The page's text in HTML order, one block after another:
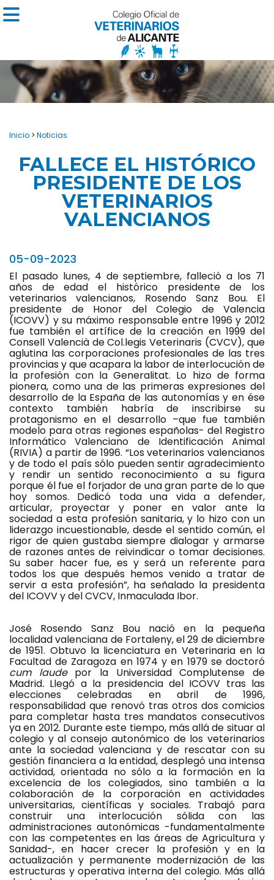
Inicio > Noticias
FALLECE EL HISTÓRICO
PRESIDENTE DE LOS
VETERINARIOS
VALENCIANOS
05-09-2023
El pasado lunes, 4 de septiembre, falleció a los 71
años de edad el histórico presidente de los
veterinarios valencianos, Rosendo Sanz Bou. El
presidente de Honor del Colegio de Valencia
(ICOVV) y su máximo responsable entre 1996 y 2012
fue también el artífice de la creación en 1999 del
Consell Valencià de Col.legis Veterinaris (CVCV), que
aglutina las corporaciones profesionales de las tres
provincias y que acapara la labor de interlocución de
la profesión con la Generalitat. Lo hizo de forma
pionera, como una de las primeras expresiones del
desarrollo de la España de las autonomías y en ése
contexto también habría de inscribirse su
protagonismo en el desarrollo –que fue también
modelo para otras regiones españolas- del Registro
Informático Valenciano de Identificación Animal
(RIVIA) a partir de 1996. “Los veterinarios valencianos
y de todo el país sólo pueden sentir agradecimiento
y rendir un sentido reconocimiento a su figura
porque él fue el forjador de una gran parte de lo que
hoy somos. Dedicó toda una vida a defender,
articular, proyectar y poner en valor ante la
sociedad a esta profesión sanitaria, y lo hizo con un
liderazgo incuestionable, desde el sentido común, el
rigor de quien gustaba siempre dialogar y armarse
de razones antes de reivindicar o tomar decisiones.
Su saber hacer fue, es y será un referente para
todos los que después hemos venido a tratar de
servir a esta profesión”, ha señalado la presidenta
del ICOVV y del CVCV, Inmaculada Ibor.
José Rosendo Sanz Bou nació en la pequeña
localidad valenciana de Fortaleny, el 29 de diciembre
de 1951. Obtuvo la licenciatura en Veterinaria en la
Facultad de Zaragoza en 1974 y en 1979 se doctoró
cum laude por la Universidad Complutense de
Madrid. Llegó a la presidencia del ICOVV tras las
elecciones celebradas en abril de 1996,
responsabilidad que renovó tras otros dos comicios
para completar hasta tres mandatos consecutivos
ya en 2012. Durante este tiempo, más allá de situar al
colegio y al consejo autonómico de los veterinarios
ante la sociedad valenciana y de rescatar con su
gestión financiera a la entidad, desplegó una intensa
actividad, orientada no sólo a la formación en la
excelencia de los colegiados, sino también a la
colaboración de la corporación en actividades
universitarias, científicas y sociales. Trabajó para
construir una interlocución sólida con las
administraciones autonómicas -fundamentalmente
con las competentes en las áreas de Agricultura y
Sanidad-, en hacer crecer la profesión y en la
actualización y permanente modernización de las
estructuras y operativa interna del colegio. Más allá